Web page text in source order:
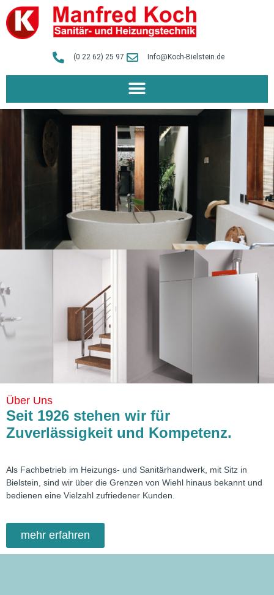
(0 22 62) 25 97 Info@Koch-Bielstein.de
Wilkommen bei
SANITÄR&
HEIZUNGSTECHNIK
Über Uns
Seit 1926 stehen wir für
Zuverlässigkeit und Kompetenz.
Als Fachbetrieb im Heizungs- und Sanitärhandwerk, mit Sitz in
Bielstein, sind wir über die Grenzen von Wiehl hinaus bekannt und
bedienen eine Vielzahl zufriedener Kunden.
mehr erfahren